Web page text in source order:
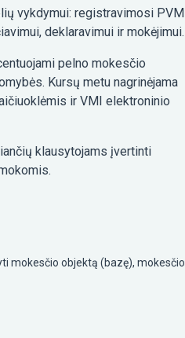
vykdymui: registravimosi PVM
deklaravimui ir mokėjimui.
pelno mokesčio
Kursų metu nagrinėjama
ir VMI elektroninio
klausytojams įvertinti
mokesčio objektą (bazę), mokesčio